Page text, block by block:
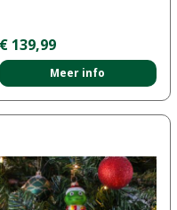
€ 139,99
Meer info